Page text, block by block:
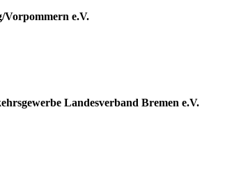
Vorpommern e.V.
Landesverband Bremen e.V.